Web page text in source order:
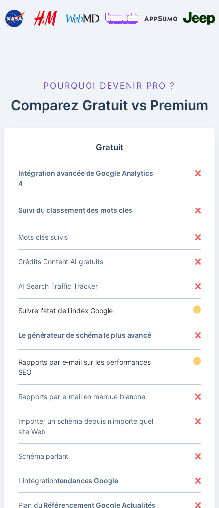
POURQUOI DEVENIR PRO ?
Comparez Gratuit vs Premium
Gratuit
Intégration avancée de Google Analytics
4
Suivi du classement des mots clés
Mots clés suivis
Crédits Content AI gratuits
AI Search Traffic Tracker
Suivre l'état de l'index Google !
Le générateur de schéma le plus avancé
Rapports par e-mail sur les performances
SEO
!
Rapports par e-mail en marque blanche
Importer un schéma depuis n'importe quel
site Web
Schéma parlant
tendances Google
L'intégration
Référencement Google Actualités
Plan du